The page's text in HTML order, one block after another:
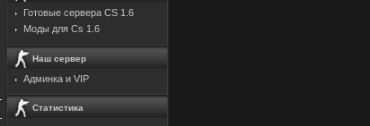
Готовые сервера CS 1.6
Моды для Cs 1.6
Наш сервер
Админка и VIP
Статистика